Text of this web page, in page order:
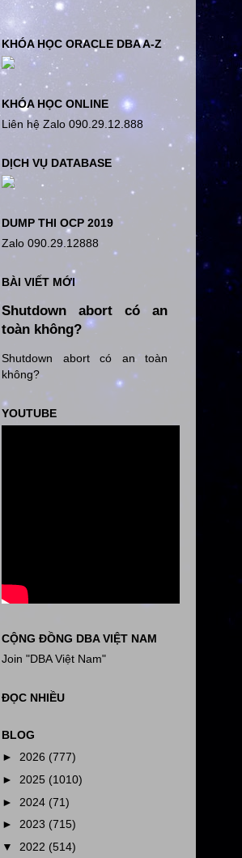
KHÓA HỌC ORACLE DBA A-Z
KHÓA HỌC ONLINE
Liên hệ Zalo 090.29.12.888
DỊCH VỤ DATABASE
DUMP THI OCP 2019
Zalo 090.29.12888
BÀI VIẾT MỚI
Shutdown abort có an
toàn không?
Shutdown abort có an toàn
không?
YOUTUBE
CỘNG ĐỒNG DBA VIỆT NAM
Join "DBA Việt Nam"
ĐỌC NHIỀU
BLOG
► 2026 (777)
► 2025 (1010)
► 2024 (71)
► 2023 (715)
▼ 2022 (514)